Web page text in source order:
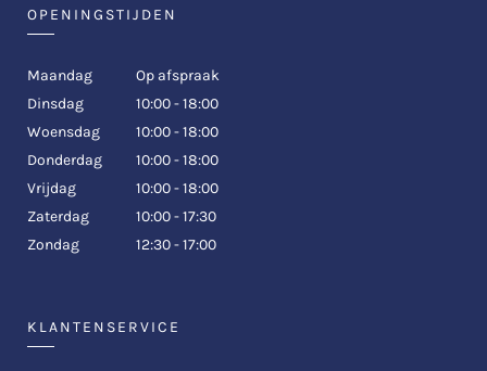
OPENINGSTIJDEN
Maandag
Op afspraak
Dinsdag
10:00 - 18:00
Woensdag
10:00 - 18:00
Donderdag
10:00 - 18:00
Vrijdag
10:00 - 18:00
Zaterdag
10:00 - 17:30
Zondag
12:30 - 17:00
KLANTENSERVICE